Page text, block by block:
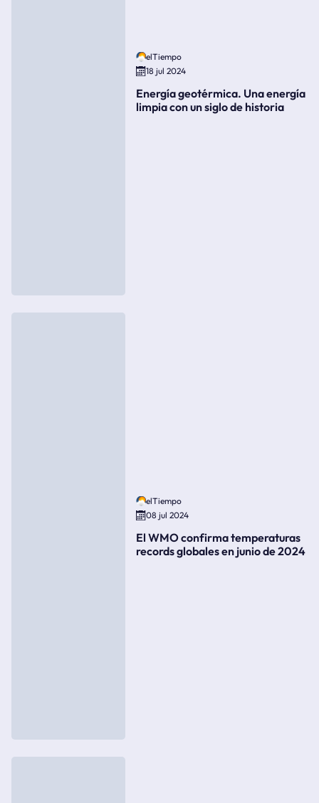
elTiempo
18 jul 2024
Energía geotérmica. Una energía
limpia con un siglo de historia
elTiempo
08 jul 2024
El WMO confirma temperaturas
records globales en junio de 2024